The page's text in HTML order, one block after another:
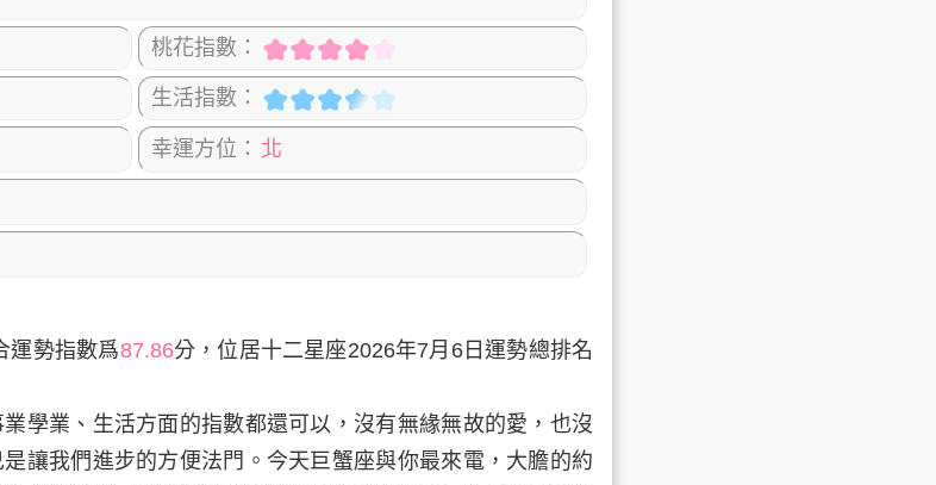
桃花指數：
生活指數：
幸運方位： 北
運勢指數爲87.86分，位居十二星座2026年7月6日運勢總排名
學業、生活方面的指數都還可以，沒有無緣無故的愛，也沒
讓我們進步的方便法門。今天巨蟹座與你最來電，大膽的約